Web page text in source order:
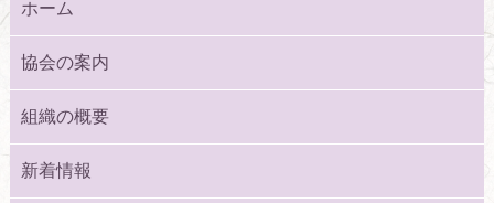
ホーム
協会の案内
組織の概要
新着情報